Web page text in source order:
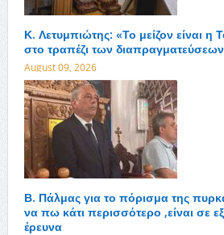
Κ. Λετυμπιώτης: «Το μείζον είναι η
στο τραπέζι των
August 09, 2026
Β. Πάλμας για το πόρισμα της
να πω κάτι περισσότερο ,είναι σε
έρευνα